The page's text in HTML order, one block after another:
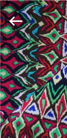
বাড়ি
পণ্য
VR
প্রদর্শন
2026
SEVNNA
TEXTILE.
All
Rights
Reserved.